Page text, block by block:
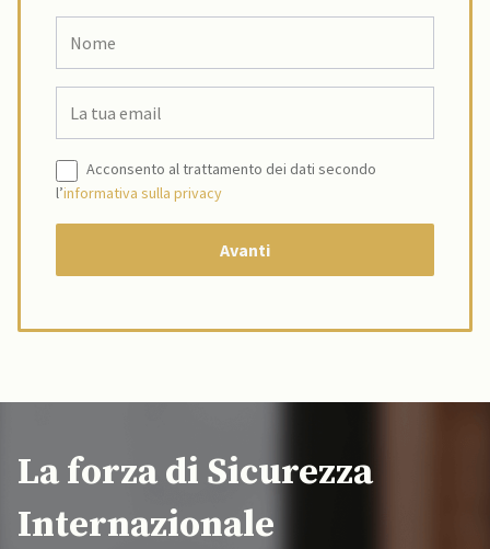
Acconsento al trattamento dei dati secondo
l’informativa sulla privacy
La forza di Sicurezza
Internazionale